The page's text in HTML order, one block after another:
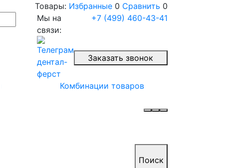
Товары: Избранные 0 Сравнить 0
Мы на
связи:
+7 (499) 460-43-41
Заказать звонок
Комбинации товаров
Поиск